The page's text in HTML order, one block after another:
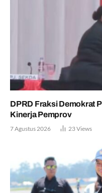
DPRD Fraksi Demokrat
Kinerja Pemprov
7 Agustus 2026 23Views